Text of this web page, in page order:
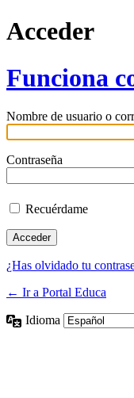
Acceder
Funciona
Nombre de usuario o
Contraseña
Recuérdame
¿Has olvidado tu
← Ir a Portal Educa
Idioma